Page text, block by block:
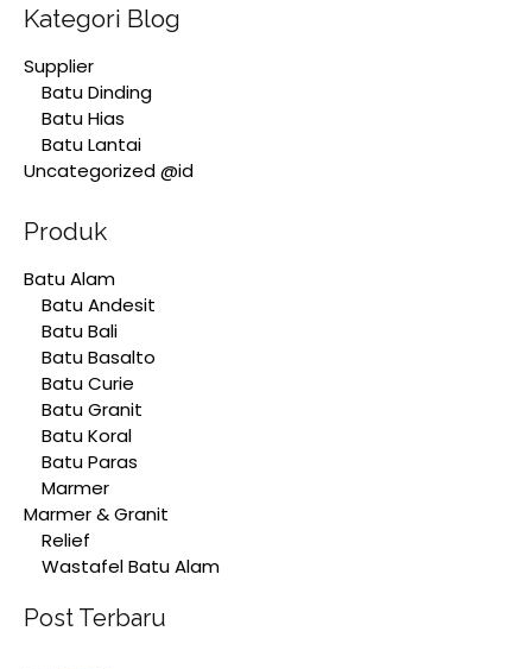
Kategori Blog
Supplier
Batu Dinding
Batu Hias
Batu Lantai
Uncategorized @id
Produk
Batu Alam
Batu Andesit
Batu Bali
Batu Basalto
Batu Curie
Batu Granit
Batu Koral
Batu Paras
Marmer
Marmer & Granit
Relief
Wastafel Batu Alam
Post Terbaru